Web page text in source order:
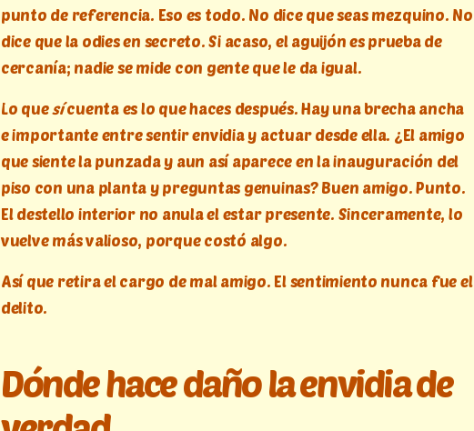
punto de referencia. Eso es todo. No dice que seas mezquino. No
dice que la odies en secreto. Si acaso, el aguijón es prueba de
cercanía; nadie se mide con gente que le da igual.
Lo quesícuenta es lo que haces después. Hay una brecha ancha
e importante entre sentir envidia y actuar desde ella. ¿El amigo
que siente la punzada y aun así aparece en la inauguración del
piso con una planta y preguntas genuinas? Buen amigo. Punto.
El destello interior no anula el estar presente. Sinceramente, lo
vuelve más valioso, porque costó algo.
Así que retira el cargo de mal amigo. El sentimiento nunca fue el
delito.
Dónde hace daño la envidia de